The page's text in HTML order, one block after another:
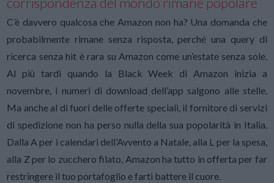
C’è davvero qualcosa che Amazon non ha? Una domanda che
probabilmente rimane senza risposta, perché una query di
ricerca senza hit è rara su Amazon come un’estate senza sole.
Al più tardi quando la Black Week di Amazon inizia a
novembre, i numeri di download dell’app salgono alle stelle.
Ma anche al di fuori delle offerte speciali, il fornitore di servizi
di spedizione non ha perso nulla della sua popolarità in Italia.
Dalla A per i calendari dell’Avvento a Natale, alla L per la spesa,
alla Z per lo zucchero filato, Amazon ha tutto in offerta per far
restringere il tuo portafoglio e farti battere il cuore.